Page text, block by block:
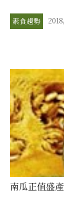
素食趨勢
南瓜正值盛